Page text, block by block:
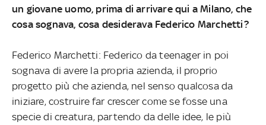
un giovane uomo, prima di arrivare qui a Milano, che
cosa sognava, cosa desiderava Federico Marchetti?
Federico Marchetti: Federico da teenager in poi
sognava di avere la propria azienda, il proprio
progetto più che azienda, nel senso qualcosa da
iniziare, costruire far crescer come se fosse una
specie di creatura, partendo da delle idee, le più